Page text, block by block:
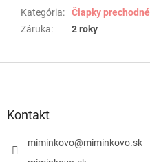
Kategória: Čiapky prechodné
Záruka: 2 roky
Kontakt
miminkovo@miminkovo.sk